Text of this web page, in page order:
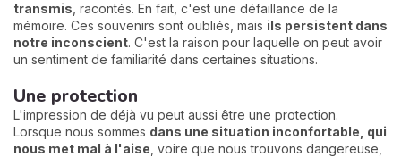
transmis , racontés. En fait, c'est une défaillance de la
mémoire. Ces souvenirs sont oubliés, mais ils persistent dans
notre inconscient. C'est la raison pour laquelle on peut avoir
un sentiment de familiarité dans certaines situations.
Une protection
L'impression de déjà vu peut aussi être une protection.
Lorsque nous sommes dans une situation inconfortable, qui
nous met mal à l'aise , voire que nous trouvons dangereuse,